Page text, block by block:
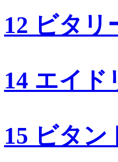
12 ビタリ
14 エイド
15 ビタン